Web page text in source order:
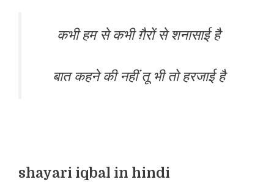
कभी हम से कभी ग़ैरों से शनासाई है
बात कहने की नहीं तू भी तो हरजाई है
shayari iqbal in hindi